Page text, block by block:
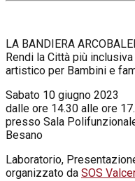
LA BANDIERA
Rendi la Città più
artistico per Bambini e
Sabato 10 giugno 2023
dalle ore 14.30 alle ore
presso Sala
Besano
Laboratorio,
organizzato da SOS